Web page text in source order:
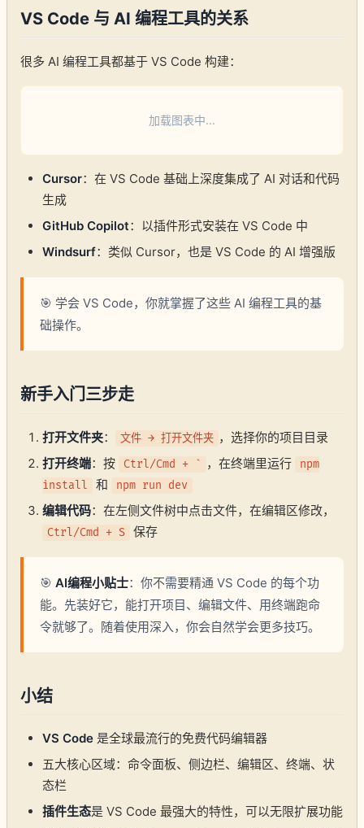
VS Code 与 AI 编程工具的关系
很多 AI 编程工具都基于 VS Code 构建：
加载图表中...
Cursor：在 VS Code 基础上深度集成了 AI 对话和代码
生成
GitHub Copilot：以插件形式安装在 VS Code 中
Windsurf：类似 Cursor，也是 VS Code 的 AI 增强版
🎯 学会 VS Code，你就掌握了这些 AI 编程工具的基
础操作。
新手入门三步走
打开文件夹： 文件 → 打开文件夹 ，选择你的项目目录
打开终端：按 Ctrl/Cmd + ` ，在终端里运行
npm
install
和 npm run dev
编辑代码：在左侧文件树中点击文件，在编辑区修改，
Ctrl/Cmd + S 保存
🎯 AI编程小贴士：你不需要精通 VS Code 的每个功
能。先装好它，能打开项目、编辑文件、用终端跑命
令就够了。随着使用深入，你会自然学会更多技巧。
小结
VS Code 是全球最流行的免费代码编辑器
五大核心区域：命令面板、侧边栏、编辑区、终端、状
态栏
插件生态是 VS Code 最强大的特性，可以无限扩展功能